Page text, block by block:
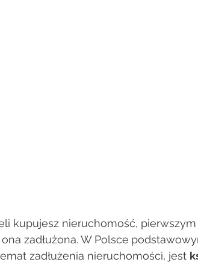
kupujesz nieruchomość,
zadłużona. W Polsce
zadłużenia nieruchomości, jest